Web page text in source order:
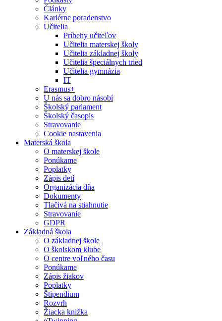
Články
Kariérne poradenstvo
Učitelia
Príbehy učiteľov
Učitelia materskej školy
Učitelia základnej školy
Učitelia špeciálnych tried
Učitelia gymnázia
IT
Erasmus+
U nás sa dobro násobí
Školský parlament
Školský časopis
Stravovanie
Cookie nastavenia
Materská škola
O materskej škole
Ponúkame
Poplatky
Zápis detí
Organizácia dňa
Dokumenty
Tlačivá na stiahnutie
Stravovanie
GDPR
Základná škola
O základnej škole
O školskom klube
O centre voľného času
Ponúkame
Zápis žiakov
Poplatky
Štipendium
Rozvrh
Žiacka knižka